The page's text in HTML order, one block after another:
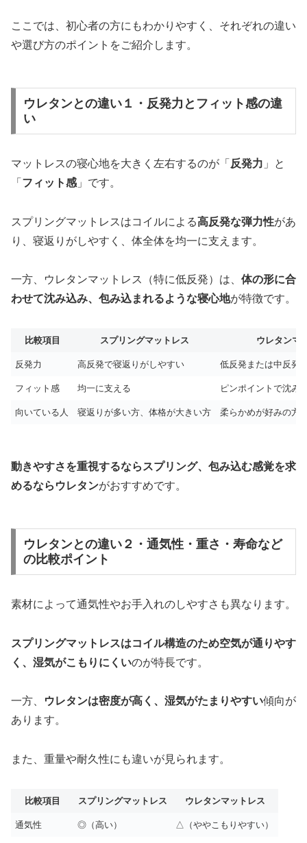
ここでは、初心者の方にもわかりやすく、それぞれの違い
や選び方のポイントをご紹介します。
ウレタンとの違い１・反発力とフィット感の違
い
マットレスの寝心地を大きく左右するのが「 反発力 」と
「 フィット感 」です。
スプリングマットレスはコイルによる高反発な弾力性があ
り、寝返りがしやすく、体全体を均一に支えます。
一方、ウレタンマットレス（特に低反発）は、 体の形に合
わせて沈み込み、包み込まれるような寝心地が特徴です。
比較項目 スプリングマットレス ウレタンマ
反発力 高反発で寝返りがしやすい 低反発または中反発
フィット感 均一に支える ピンポイントで沈み
向いている人 寝返りが多い方、体格が大きい方 柔らかめが好みの方
動きやすさを重視するならスプリング、包み込む感覚を求
めるならウレタンがおすすめです。
ウレタンとの違い２・通気性・重さ・寿命など
の比較ポイント
素材によって通気性やお手入れのしやすさも異なります。
スプリングマットレスはコイル構造のため空気が通りやす
く、湿気がこもりにくいのが特長です。
一方、 ウレタンは密度が高く、湿気がたまりやすい傾向が
あります。
また、重量や耐久性にも違いが見られます。
比較項目 スプリングマットレス ウレタンマットレス
通気性 ◎（高い） △（ややこもりやすい）